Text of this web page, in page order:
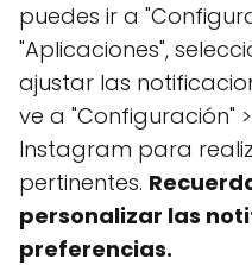
puedes ir a
"Aplicaciones",
ajustar las
ve a "Configuración"
Instagram para
pertinentes.
personalizar las
preferencias.